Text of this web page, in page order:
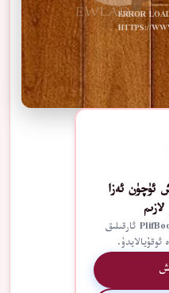
ERROR
HTTPS://
ئۈچۈن ئەزا
ئەزالار ماقالىلەرنى PlifBook ئارقىلىق
ئوقۇيالايدۇ.